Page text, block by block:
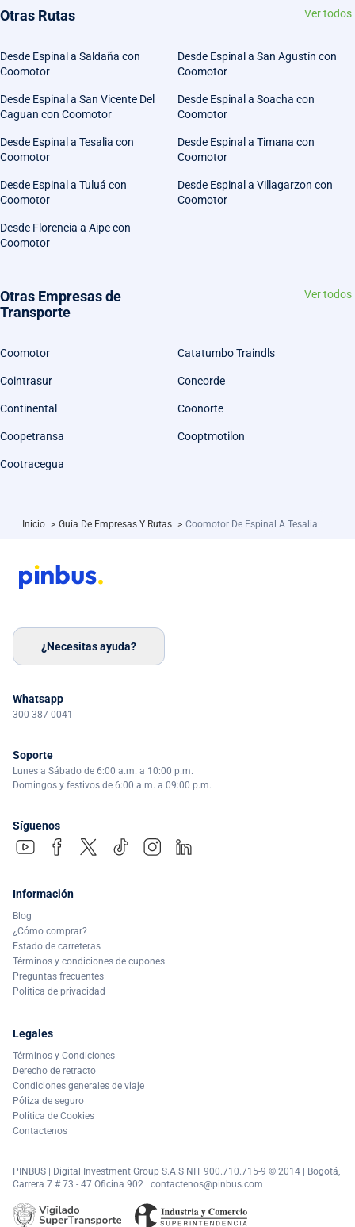
Otras Rutas Ver todos
Desde Espinal a Saldaña con
Coomotor
Desde Espinal a San Agustín con
Coomotor
Desde Espinal a San Vicente Del
Caguan con Coomotor
Desde Espinal a Soacha con
Coomotor
Desde Espinal a Tesalia con
Coomotor
Desde Espinal a Timana con
Coomotor
Desde Espinal a Tuluá con
Coomotor
Desde Espinal a Villagarzon con
Coomotor
Desde Florencia a Aipe con
Coomotor
Otras Empresas de
Transporte
Ver todos
Coomotor Catatumbo Traindls
Cointrasur Concorde
Continental Coonorte
Coopetransa Cooptmotilon
Cootracegua
Inicio > Guía De Empresas Y Rutas > Coomotor De Espinal A Tesalia
¿Necesitas ayuda?
Whatsapp
300 387 0041
Soporte
Lunes a Sábado de 6:00 a.m. a 10:00 p.m.
Domingos y festivos de 6:00 a.m. a 09:00 p.m.
Síguenos
Información
Blog
¿Cómo comprar?
Estado de carreteras
Términos y condiciones de cupones
Preguntas frecuentes
Política de privacidad
Legales
Términos y Condiciones
Derecho de retracto
Condiciones generales de viaje
Póliza de seguro
Política de Cookies
Contactenos
PINBUS | Digital Investment Group S.A.S NIT 900.710.715-9 © 2014 | Bogotá,
Carrera 7 # 73 - 47 Oficina 902 | contactenos@pinbus.com